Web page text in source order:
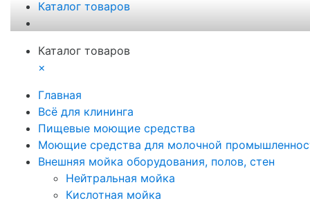
Каталог товаров
Каталог товаров
×
Главная
Всё для клининга
Пищевые моющие средства
Моющие средства для молочной
Внешняя мойка оборудования, полов, стен
Нейтральная мойка
Кислотная мойка